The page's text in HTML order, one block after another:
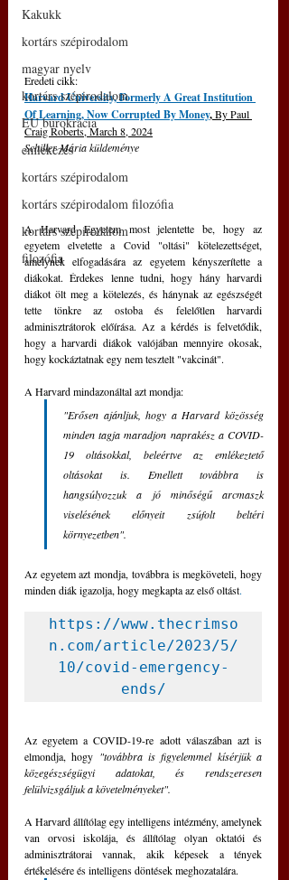
Kakukk
kortárs szépirodalom
magyar nyelv
kortárs szépirodalom
EU bürokrácia
emlékezés
kortárs szépirodalom
kortárs szépirodalom filozófia
kortárs szépirodalom
filozófia
Eredeti cikk:
Harvard University, Formerly A Great Institution
Of Learning, Now Corrupted By Money, By Paul
Craig Roberts, March 8, 2024
Schiller Mária küldeménye
A Harvard Egyetem most jelentette be, hogy az
egyetem elvetette a Covid "oltási" kötelezettséget,
amelynek elfogadására az egyetem kényszerítette a
diákokat. Érdekes lenne tudni, hogy hány harvardi
diákot ölt meg a kötelezés, és hánynak az egészségét
tette tönkre az ostoba és felelőtlen harvardi
adminisztrátorok előírása. Az a kérdés is felvetődik,
hogy a harvardi diákok valójában mennyire okosak,
hogy kockáztatnak egy nem tesztelt "vakcinát".
A Harvard mindazonáltal azt mondja:
"Erősen ajánljuk, hogy a Harvard közösség
minden tagja maradjon naprakész a COVID-
19 oltásokkal, beleértve az emlékeztető
oltásokat is. Emellett továbbra is
hangsúlyozzuk a jó minőségű arcmaszk
viselésének előnyeit zsúfolt beltéri
környezetben".
Az egyetem azt mondja, továbbra is megköveteli, hogy
minden diák igazolja, hogy megkapta az első oltást.
https://www.thecrimso
n.com/article/2023/5/
10/covid-emergency-
ends/
Az egyetem a COVID-19-re adott válaszában azt is
elmondja, hogy "továbbra is figyelemmel kísérjük a
közegészségügyi adatokat, és rendszeresen
felülvizsgáljuk a követelményeket".
A Harvard állítólag egy intelligens intézmény, amelynek
van orvosi iskolája, és állítólag olyan oktatói és
adminisztrátorai vannak, akik képesek a tények
értékelésére és intelligens döntések meghozatalára.